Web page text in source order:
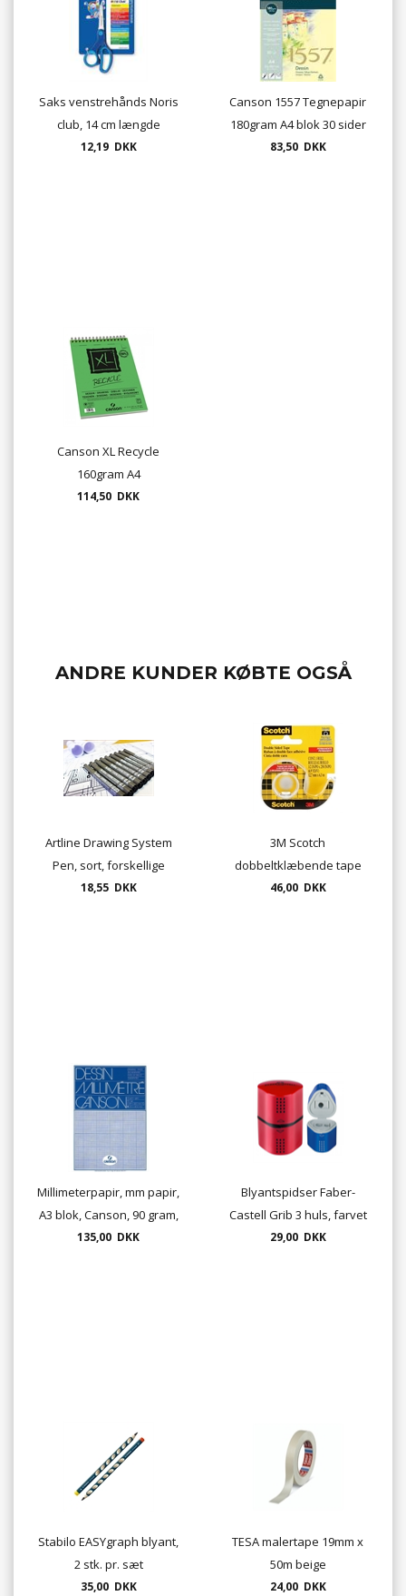
Saks venstrehånds Noris
club, 14 cm længde
12,19 DKK
Canson 1557 Tegnepapir
180gram A4 blok 30 sider
83,50 DKK
Canson XL Recycle
160gram A4
114,50 DKK
ANDRE KUNDER KØBTE OGSÅ
Artline Drawing System
Pen, sort, forskellige
tykkelser
18,55 DKK
3M Scotch
dobbeltklæbende tape
136D - 12 mm. x 6,3m.
46,00 DKK
Millimeterpapir, mm papir,
A3 blok, Canson, 90 gram,
blå
135,00 DKK
Blyantspidser Faber-
Castell Grib 3 huls, farvet
29,00 DKK
Stabilo EASYgraph blyant,
2 stk. pr. sæt
35,00 DKK
TESA malertape 19mm x
50m beige
afdækningstape 4316
24,00 DKK